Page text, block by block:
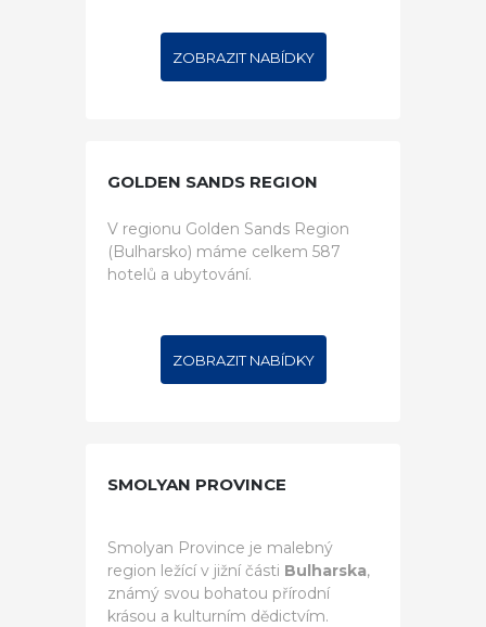
ZOBRAZIT NABÍDKY
GOLDEN SANDS REGION
V regionu Golden Sands Region
(Bulharsko) máme celkem 587
hotelů a ubytování.
ZOBRAZIT NABÍDKY
SMOLYAN PROVINCE
Smolyan Province je malebný
region ležící v jižní části Bulharska,
známý svou bohatou přírodní
krásou a kulturním dědictvím.